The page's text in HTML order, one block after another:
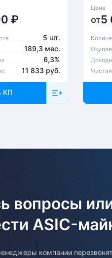
₽
5 шт.
189,3 мес.
6,3%
11 833 руб.
КП
Цена
от5
вопросы
ASIC-
компании